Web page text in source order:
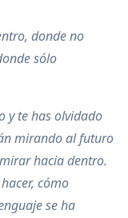
donde no
sólo
y te has olvidado
mirando al futuro
hacia dentro.
cómo
se ha